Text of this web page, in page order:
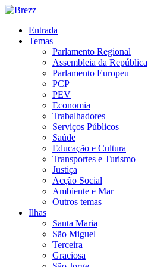
Entrada
Temas
Parlamento Regional
Assembleia da República
Parlamento Europeu
PCP
PEV
Economia
Trabalhadores
Serviços Públicos
Saúde
Educação e Cultura
Transportes e Turismo
Justiça
Acção Social
Ambiente e Mar
Outros temas
Ilhas
Santa Maria
São Miguel
Terceira
Graciosa